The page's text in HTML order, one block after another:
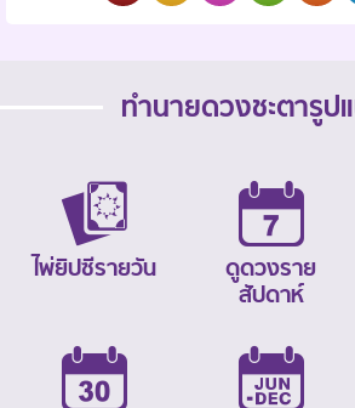
ทำนายดวงชะตารูป
ไพ่ยิปซีรายวัน
ดูดวงราย
สัปดาห์